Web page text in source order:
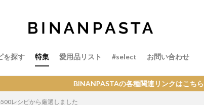
を探す 特集 愛用品リスト #select お問い合わせ
BINANPASTAの各種関連リンクはこちら
レシピから厳選しました